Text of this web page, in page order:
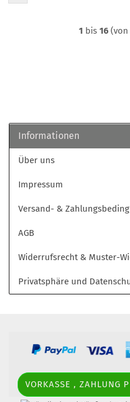
1 bis 16(von
Informationen
Über uns
Impressum
Versand- &
AGB
Widerrufsrecht & Muster-
Privatsphäre und
VORKASSE , ZAHLUNG